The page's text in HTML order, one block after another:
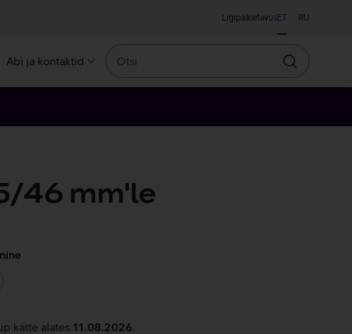
LigipääsetavusET RU
Abi ja kontaktid
Otsin
46 mm'le
kätte alates 11.08.2026